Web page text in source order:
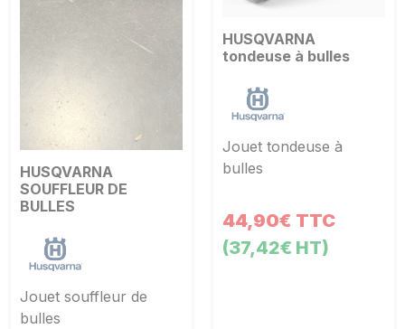
HUSQVARNA
SOUFFLEUR DE
BULLES
Jouet souffleur de
bulles
HUSQVARNA
tondeuse à bulles
Jouet tondeuse à
bulles
44,90€ TTC
(37,42€ HT)